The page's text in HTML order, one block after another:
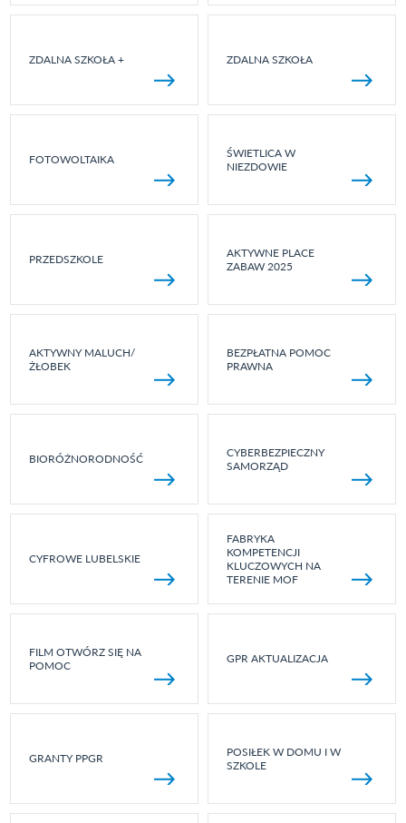
ZDALNA SZKOŁA + ZDALNA SZKOŁA
FOTOWOLTAIKA
ŚWIETLICA W
NIEZDOWIE
PRZEDSZKOLE
AKTYWNE PLACE
ZABAW 2025
AKTYWNY MALUCH/
ŻŁOBEK
BEZPŁATNA POMOC
PRAWNA
BIORÓŻNORODNOŚĆ
CYBERBEZPIECZNY
SAMORZĄD
CYFROWE LUBELSKIE
FABRYKA
KOMPETENCJI
KLUCZOWYCH NA
TERENIE MOF
FILM OTWÓRZ SIĘ NA
POMOC
GPR AKTUALIZACJA
GRANTY PPGR
POSIŁEK W DOMU I W
SZKOLE